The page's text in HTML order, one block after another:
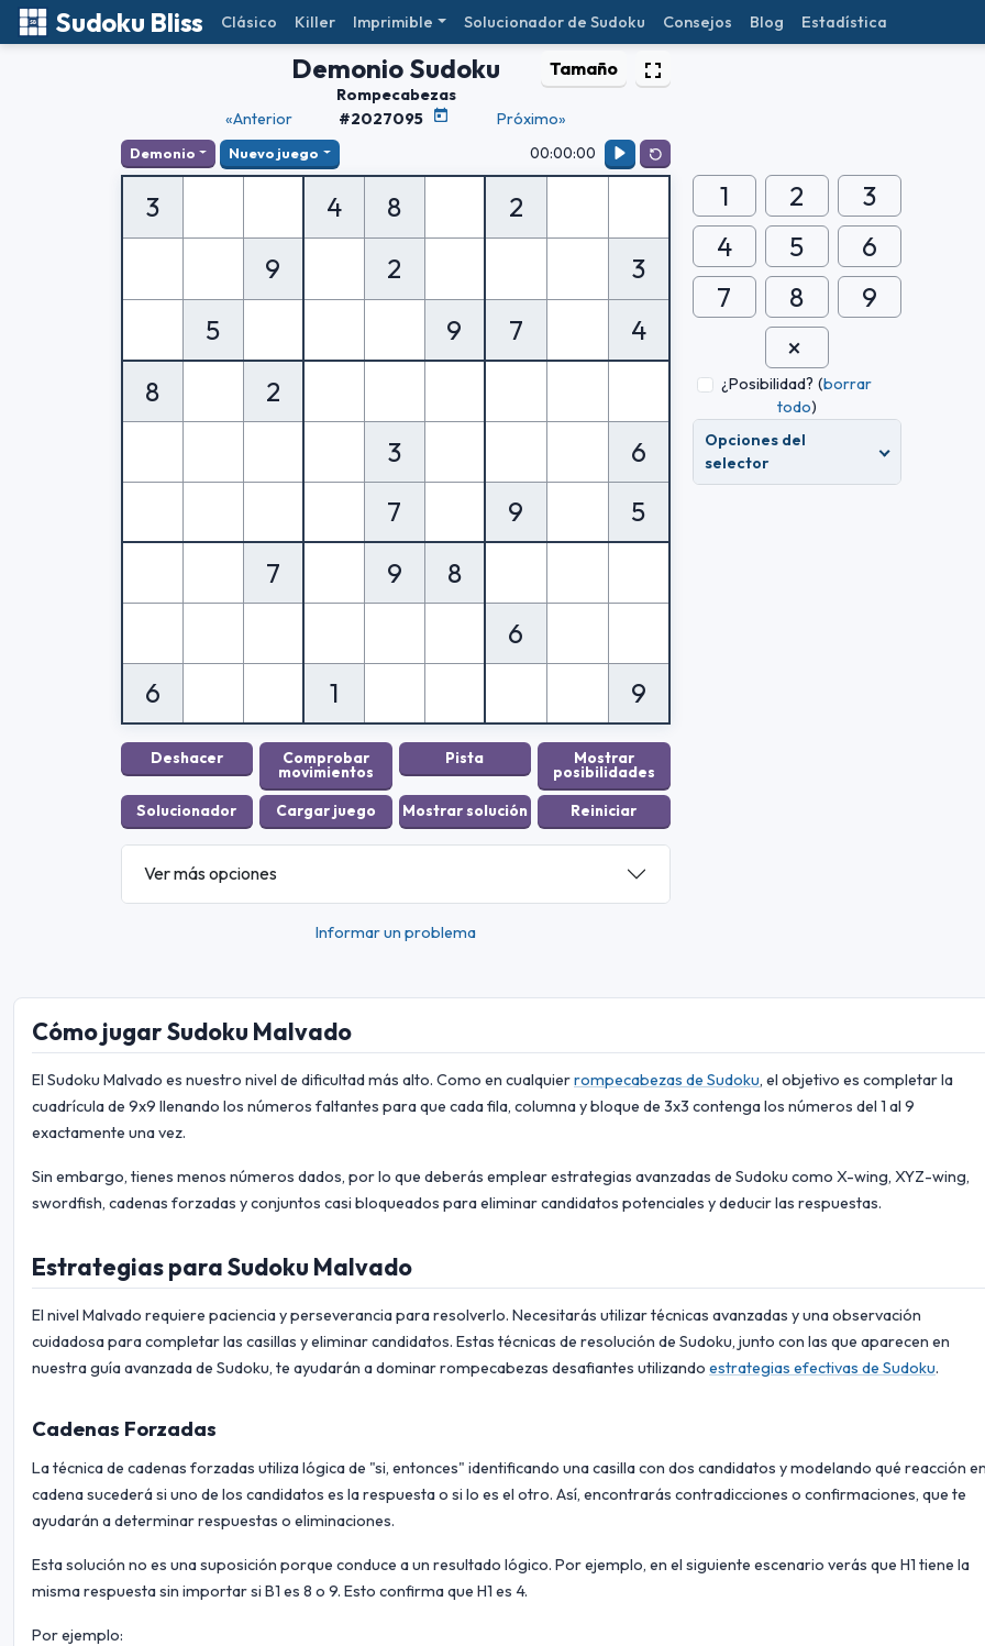
Sudoku Bliss Clásico Killer Imprimible Solucionador de Sudoku Consejos Blog Estadística
Demonio Sudoku Tamaño
«Anterior
Rompecabezas
#2027095
Próximo»
Demonio Nuevo juego 00:00:00
3 4 8
2
9
2
3
5
9 7
4
8
2
3
6
7
9
5
7
9
8
6
6
1 9
1 2
3
4
5
6
7
8 9
¿Posibilidad? (borrar
todo)
Opciones del
selector
Ver más opciones
Informar un problema
Cómo jugar Sudoku Malvado
El Sudoku Malvado es nuestro nivel de dificultad más alto. Como en cualquierrompecabezas de Sudoku, el objetivo es completar la
cuadrícula de 9x9 llenando los números faltantes para que cada fila, columna y bloque de 3x3 contenga los números del 1 al 9
exactamente una vez.
Sin embargo, tienes menos números dados, por lo que deberás emplear estrategias avanzadas de Sudoku como X-wing, XYZ-wing,
swordfish, cadenas forzadas y conjuntos casi bloqueados para eliminar candidatos potenciales y deducir las respuestas.
Estrategias para Sudoku Malvado
El nivel Malvado requiere paciencia y perseverancia para resolverlo. Necesitarás utilizar técnicas avanzadas y una observación
cuidadosa para completar las casillas y eliminar candidatos. Estas técnicas de resolución de Sudoku, junto con las que aparecen en
nuestra guía avanzada de Sudoku, te ayudarán a dominar rompecabezas desafiantes utilizando estrategias efectivas de Sudoku.
Cadenas Forzadas
La técnica de cadenas forzadas utiliza lógica de "si, entonces" identificando una casilla con dos candidatos y modelando qué reacción
cadena sucederá si uno de los candidatos es la respuesta o si lo es el otro. Así, encontrarás contradicciones o confirmaciones, que te
ayudarán a determinar respuestas o eliminaciones.
Esta solución no es una suposición porque conduce a un resultado lógico. Por ejemplo, en el siguiente escenario verás que H1 tiene la
misma respuesta sin importar si B1 es 8 o 9. Esto confirma que H1 es 4.
Por ejemplo: